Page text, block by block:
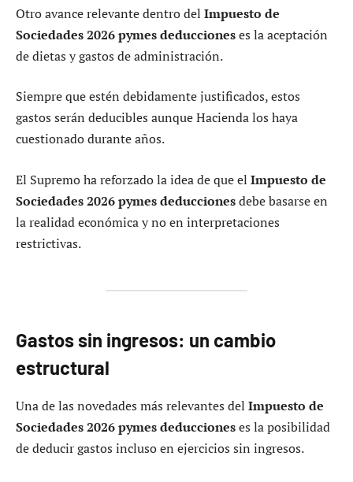
Otro avance relevante dentro del Impuesto de
Sociedades 2026 pymes deduccioneses la aceptación
de dietas y gastos de administración.
Siempre que estén debidamente justificados, estos
gastos serán deducibles aunque Hacienda los haya
cuestionado durante años.
El Supremo ha reforzado la idea de que el Impuesto de
Sociedades 2026 pymes deduccionesdebe basarse en
la realidad económica y no en interpretaciones
restrictivas.
Gastos sin ingresos: un cambio
estructural
Una de las novedades más relevantes del Impuesto de
Sociedades 2026 pymes deduccioneses la posibilidad
de deducir gastos incluso en ejercicios sin ingresos.